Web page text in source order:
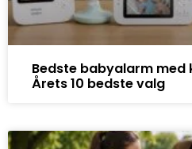
Bedste babyalarm med
Årets 10 bedste valg